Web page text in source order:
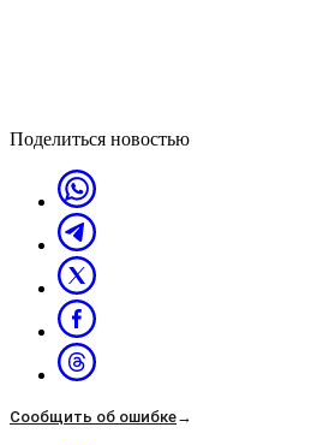
Поделиться новостью
Сообщить об ошибке→